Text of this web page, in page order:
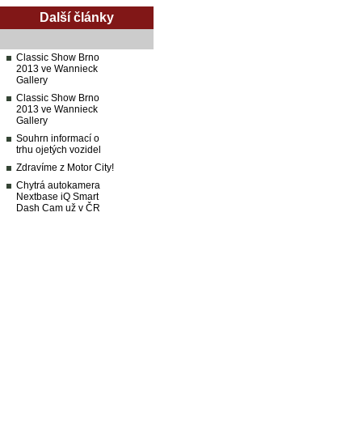
Další články
Classic Show Brno
2013 ve Wannieck
Gallery
Classic Show Brno
2013 ve Wannieck
Gallery
Souhrn informací o
trhu ojetých vozidel
Zdravíme z Motor City!
Chytrá autokamera
Nextbase iQ Smart
Dash Cam už v ČR